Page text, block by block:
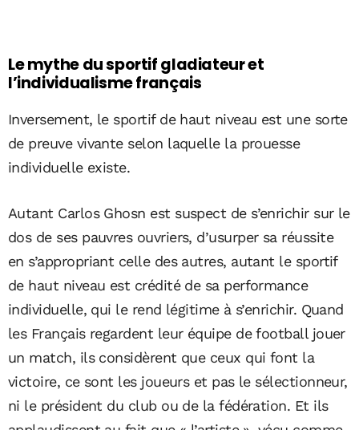
Le mythe du sportif gladiateur et
l’individualisme français
Inversement, le sportif de haut niveau est une sorte
de preuve vivante selon laquelle la prouesse
individuelle existe.
Autant Carlos Ghosn est suspect de s’enrichir sur le
dos de ses pauvres ouvriers, d’usurper sa réussite
en s’appropriant celle des autres, autant le sportif
de haut niveau est crédité de sa performance
individuelle, qui le rend légitime à s’enrichir. Quand
les Français regardent leur équipe de football jouer
un match, ils considèrent que ceux qui font la
victoire, ce sont les joueurs et pas le sélectionneur,
ni le président du club ou de la fédération. Et ils